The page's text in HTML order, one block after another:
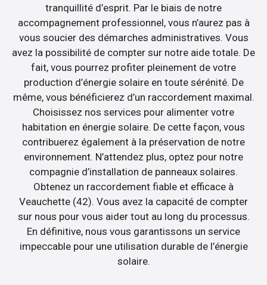
tranquillité d’esprit. Par le biais de notre
accompagnement professionnel, vous n’aurez pas à
vous soucier des démarches administratives. Vous
avez la possibilité de compter sur notre aide totale. De
fait, vous pourrez profiter pleinement de votre
production d’énergie solaire en toute sérénité. De
même, vous bénéficierez d’un raccordement maximal.
Choisissez nos services pour alimenter votre
habitation en énergie solaire. De cette façon, vous
contribuerez également à la préservation de notre
environnement. N’attendez plus, optez pour notre
compagnie d’installation de panneaux solaires.
Obtenez un raccordement fiable et efficace à
Veauchette (42). Vous avez la capacité de compter
sur nous pour vous aider tout au long du processus.
En définitive, nous vous garantissons un service
impeccable pour une utilisation durable de l’énergie
solaire.